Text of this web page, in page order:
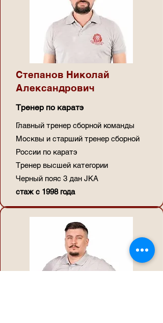
Степанов Николай
Александрович
Тренер по каратэ
Главный тренер сборной команды
Москвы и старший тренер сборной
России по каратэ
Тренер высшей категории
Черный пояс 3 дан JKA
стаж c 1998 года